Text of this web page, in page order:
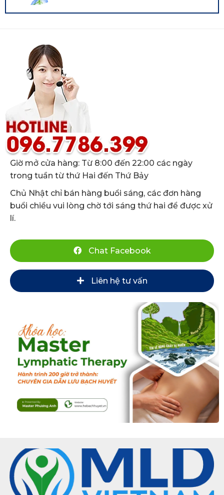
Giờ mở cửa hàng: Từ 8:00 đến 22:00 các ngày
trong tuần từ thứ Hai đến Thứ Bảy
Chủ Nhật chỉ bán hàng buổi sáng, các đơn hàng
buổi chiều vui lòng chờ tới sáng thứ hai để được xử
lí.
Chat Facebook
Liên hệ tư vấn